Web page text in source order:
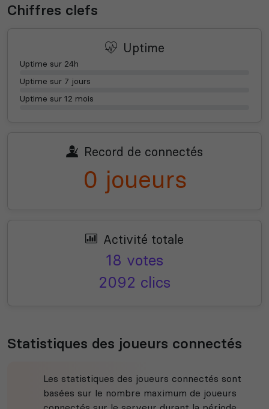
Chiffres clefs
Uptime
Uptime sur 24h
Uptime sur 7 jours
Uptime sur 12 mois
Record de connectés
0 joueurs
Activité totale
18 votes
2092 clics
Statistiques des joueurs connectés
Les statistiques des joueurs connectés sont
basées sur le nombre maximum de joueurs